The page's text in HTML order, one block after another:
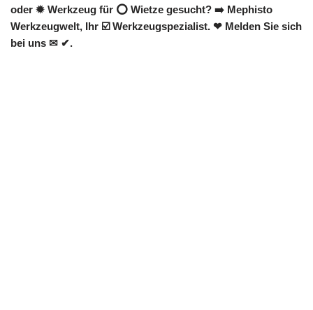
oder ✹ Werkzeug für ⭕ Wietze gesucht? ➡️ Mephisto
Werkzeugwelt, Ihr ☑️ Werkzeugspezialist. ❤ Melden Sie sich
bei uns ✉ ✔.